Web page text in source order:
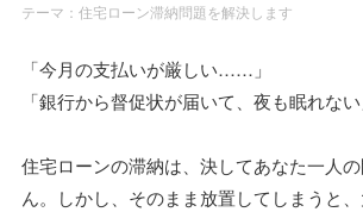
テーマ： 住宅ローン滞納問題を解決します
「今月の支払いが厳しい……」
「銀行から督促状が届いて、夜も眠れない
住宅ローンの滞納は、決してあなた一人
ん。しかし、そのまま放置してしまうと